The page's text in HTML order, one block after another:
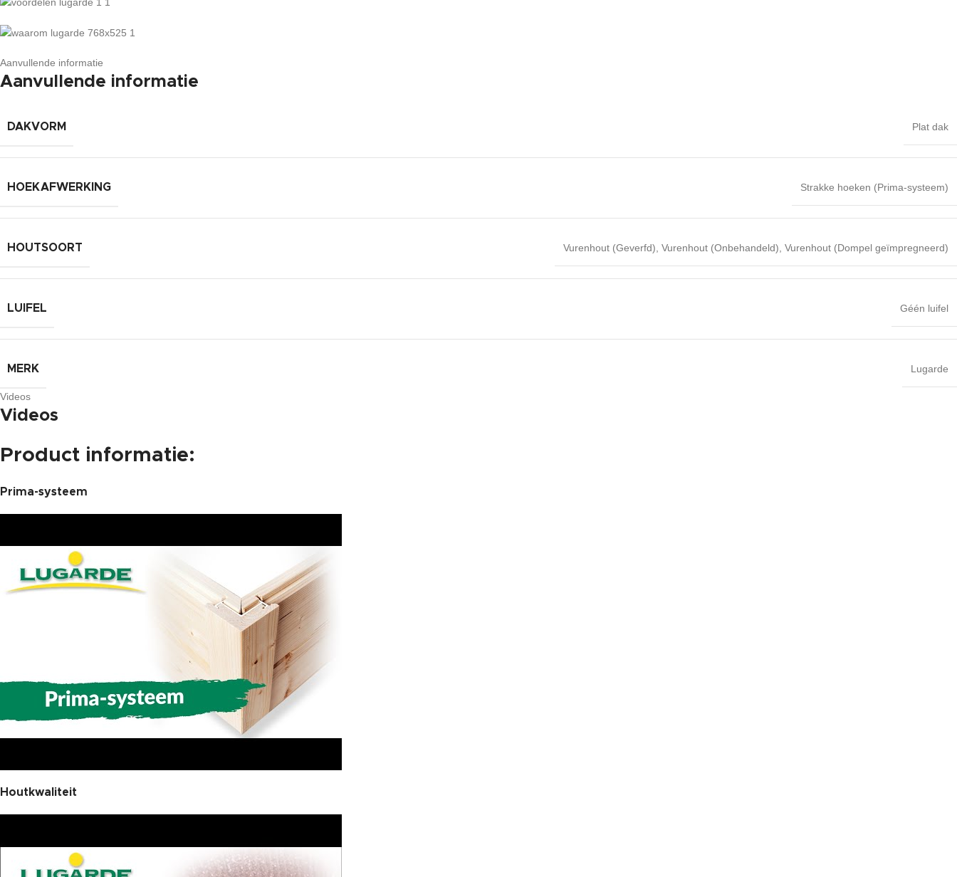
Aanvullende informatie
Aanvullende informatie
DAKVORM Plat dak
HOEKAFWERKING Strakke hoeken (Prima-systeem)
HOUTSOORT Vurenhout (Geverfd), Vurenhout (Onbehandeld), Vurenhout (Dompel geïmpregneerd)
LUIFEL Géén luifel
MERK Lugarde
Videos
Videos
Product informatie:
Prima-systeem
Houtkwaliteit